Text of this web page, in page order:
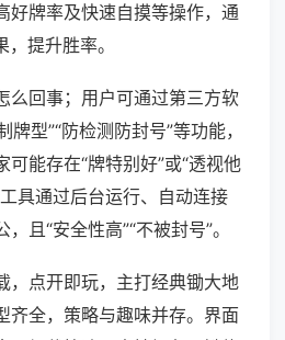
好牌率及快速自摸等操作，通
提升胜率。
么回事；用户可通过第三方软
牌型”“防检测防封号”等功能，
能存在“牌特别好”或“透视他
具通过后台运行、自动连接
且“安全性高”“不被封号”。
，点开即玩，主打经典锄大地
齐全，策略与趣味并存。界面